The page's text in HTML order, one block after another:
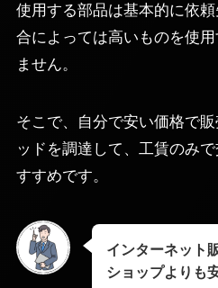
使用する部品は基本的に依
合によっては高いものを使
ません。
そこで、自分で安い価格で
ッドを調達して、工賃のみ
すすめです。
インターネット
ショップよりも